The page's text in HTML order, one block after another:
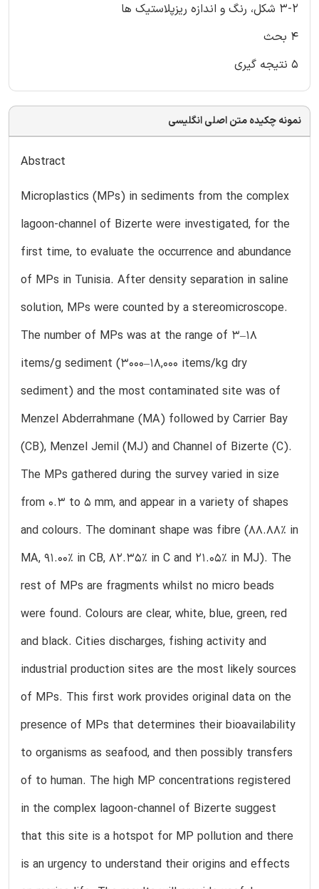
3-2 شکل، رنگ و اندازه ریزپلاستیک ها
4 بحث
5 نتیجه گیری
نمونه چکیده متن اصلی انگلیسی
Abstract
Microplastics (MPs) in sediments from the complex
lagoon-channel of Bizerte were investigated, for the
first time, to evaluate the occurrence and abundance
of MPs in Tunisia. After density separation in saline
solution, MPs were counted by a stereomicroscope.
The number of MPs was at the range of 3–18
items/g sediment (3000–18,000 items/kg dry
sediment) and the most contaminated site was of
Menzel Abderrahmane (MA) followed by Carrier Bay
(CB), Menzel Jemil (MJ) and Channel of Bizerte (C).
The MPs gathered during the survey varied in size
from 0.3 to 5 mm, and appear in a variety of shapes
and colours. The dominant shape was fibre (88.88% in
MA, 91.00% in CB, 82.35% in C and 21.05% in MJ). The
rest of MPs are fragments whilst no micro beads
were found. Colours are clear, white, blue, green, red
and black. Cities discharges, fishing activity and
industrial production sites are the most likely sources
of MPs. This first work provides original data on the
presence of MPs that determines their bioavailability
to organisms as seafood, and then possibly transfers
of to human. The high MP concentrations registered
in the complex lagoon-channel of Bizerte suggest
that this site is a hotspot for MP pollution and there
is an urgency to understand their origins and effects